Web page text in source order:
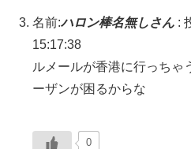
名前:ハロン棒名無しさん :
15:17:38
ルメールが香港に行っちゃ
ーザンが困るからな
0